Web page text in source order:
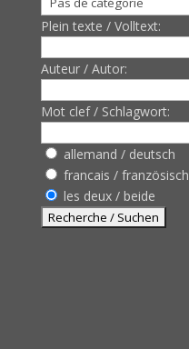
Plein texte / Volltext:
Auteur / Autor:
Mot clef / Schlagwort:
allemand / deutsch
francais / französisch
les deux / beide